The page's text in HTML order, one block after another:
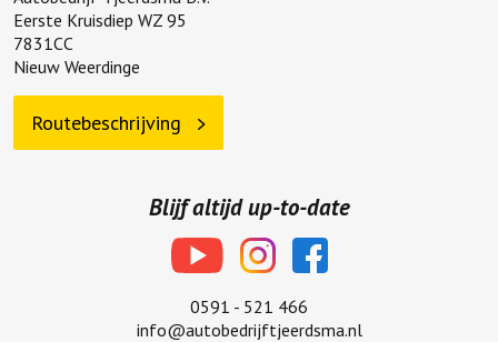
Blijf altijd up-to-date
0591 - 521 466
info@autobedrijftjeerdsma.nl
Eerste Kruisdiep WZ 95
7831CC
Nieuw Weerdinge
Routebeschrijving